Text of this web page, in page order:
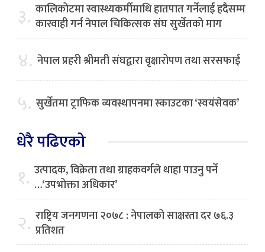
३. कालिकोटमा स्वास्थ्यकर्मीमाथि हातपात गर्नेलाई हदैसम्म
कारवाही गर्न नेपाल चिकित्सक संघ सुर्खेतको माग
४. नेपाल प्रहरी श्रीमती संघद्वारा वृक्षारोपण तथा सरसफाई
५. सुर्खेतमा ट्राफिक व्यवस्थापनमा स्काउटका ‘स्वयंसेवक’
धेरै पढिएको
१. उत्पादक, विक्रेता तथा ग्राहकवर्गले थाहा पाउनु पर्ने
…‘उपभोक्ता अधिकार’
२. राष्ट्रिय जनगणना २०७८ : नेपालको साक्षरता दर ७६.३
प्रतिशत